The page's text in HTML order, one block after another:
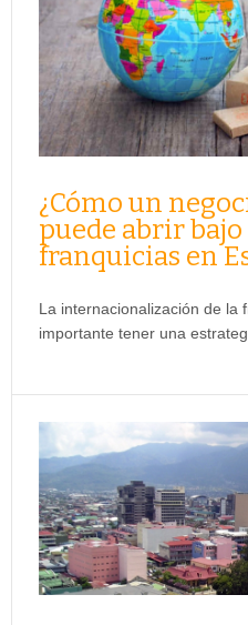
¿Cómo un
puede abrir
franquicias en
La internacionalización de la
importante tener una